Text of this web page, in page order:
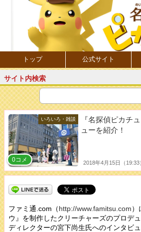
トップ 公式サイト
サイト内検索
いろいろ・雑談
2018年4月15日（19:33
『名探偵ピカチ
ューを紹介！
0コメ
ファミ通.com（http://www.famitsu.com）
ウ』を制作したクリーチャーズのプロデ
ディレクターの宮下尚生氏へのインタビ